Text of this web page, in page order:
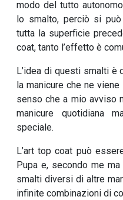
modo del tutto
lo smalto, perciò si
tutta la superficie
coat, tanto l’effetto è
L’idea di questi smalti è
la manicure che ne
senso che a mio avviso
manicure quotidiana
speciale.
L’art top coat può
Pupa e, secondo me
smalti diversi di altre
infinite combinazioni di